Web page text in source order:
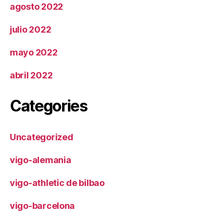
agosto 2022
julio 2022
mayo 2022
abril 2022
Categories
Uncategorized
vigo-alemania
vigo-athletic de bilbao
vigo-barcelona